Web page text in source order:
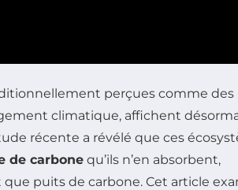
perçues comme des
climatique, affichent
récente a révélé que ces
de carbone qu’ils n’en absorbent,
puits de carbone. Cet article